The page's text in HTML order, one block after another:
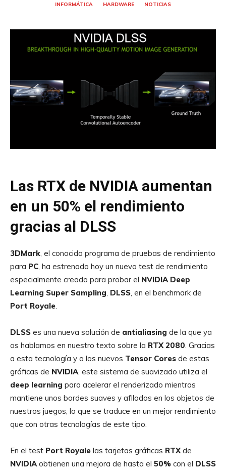
INFORMÁTICA
HARDWARE NOTICIAS
Las RTX de NVIDIA aumentan
en un 50% el rendimiento
gracias al DLSS
3DMark , el conocido programa de pruebas de rendimiento
para PC , ha estrenado hoy un nuevo test de rendimiento
especialmente creado para probar el NVIDIA Deep
Learning Super Sampling DLSS , en el benchmark de
Port Royale
DLSS es una nueva solución de antialiasing de la que ya
os hablamos en nuestro texto sobre la RTX 2080 . Gracias
a esta tecnología y a los nuevos Tensor Cores de estas
gráficas de NVIDIA , este sistema de suavizado utiliza el
deep learning para acelerar el renderizado mientras
mantiene unos bordes suaves y afilados en los objetos de
nuestros juegos, lo que se traduce en un mejor rendimiento
que con otras tecnologías de este tipo.
En el test Port Royale las tarjetas gráficas RTXde
NVIDIA obtienen una mejora de hasta el 50% con el DLSS